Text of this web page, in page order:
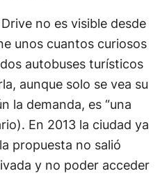
no es visible desde
unos cuantos curiosos
autobuses turísticos
aunque solo se vea su
la demanda, es “una
En 2013 la ciudad ya
propuesta no salió
y no poder acceder